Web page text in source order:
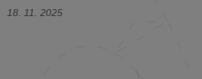
18. 11. 2025